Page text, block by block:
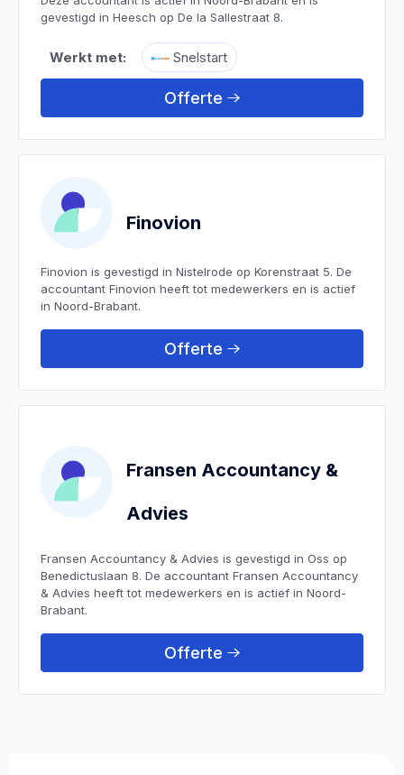
gevestigd in Heesch op De la Sallestraat 8.
Werkt met: Snelstart
Offerte
Finovion
Finovion is gevestigd in Nistelrode op Korenstraat 5. De
accountant Finovion heeft tot medewerkers en is actief
in Noord-Brabant.
Offerte
Fransen Accountancy &
Advies
Fransen Accountancy & Advies is gevestigd in Oss op
Benedictuslaan 8. De accountant Fransen Accountancy
& Advies heeft tot medewerkers en is actief in Noord-
Brabant.
Offerte